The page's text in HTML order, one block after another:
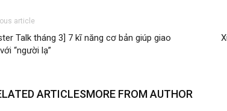
article
Talk tháng 3] 7 kĩ năng cơ bản giúp giao
“người lạ”
ARTICLESMORE FROM AUTHOR